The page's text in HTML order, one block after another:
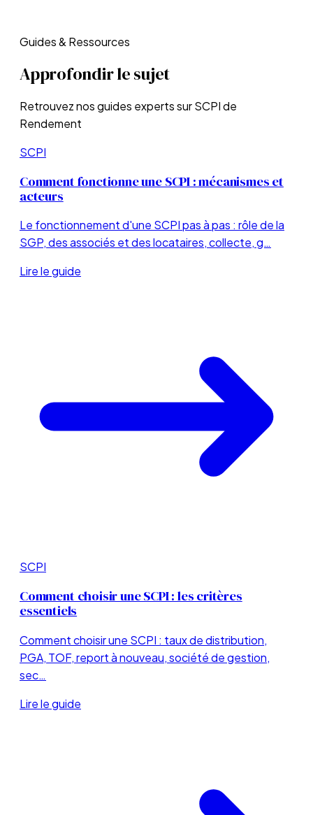
Guides & Ressources
Approfondir le sujet
Retrouvez nos guides experts surSCPI de
Rendement
SCPI
Comment fonctionne une SCPI : mécanismes et
acteurs
Le fonctionnement d'une SCPI pas à pas : rôle de la
SGP, des associés et des locataires, collecte, g…
Lire le guide
SCPI
Comment choisir une SCPI : les critères
essentiels
Comment choisir une SCPI : taux de distribution,
PGA, TOF, report à nouveau, société de gestion,
sec…
Lire le guide